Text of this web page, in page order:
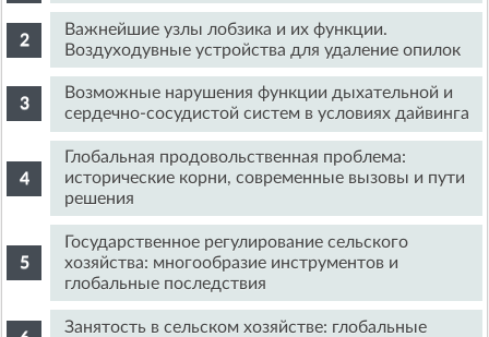
Важнейшие узлы лобзика и их функции.
Воздуходувные устройства для удаление опилок
Возможные нарушения функции дыхательной и
сердечно-сосудистой систем в условиях дайвинга
Глобальная продовольственная проблема:
исторические корни, современные вызовы и пути
решения
Государственное регулирование сельского
хозяйства: многообразие инструментов и
глобальные последствия
Занятость в сельском хозяйстве: глобальные